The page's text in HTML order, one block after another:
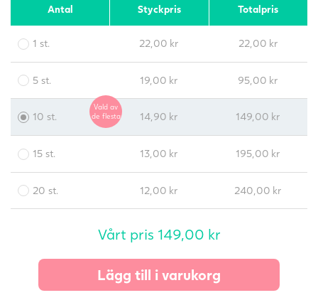
Antal Styckpris Totalpris
1 st. 22,00 kr 22,00 kr
5 st. 19,00 kr 95,00 kr
10 st.
Vald av
de flesta
14,90 kr 149,00 kr
15 st. 13,00 kr 195,00 kr
20 st. 12,00 kr 240,00 kr
Vårt pris 149,00 kr
Lägg till i varukorg